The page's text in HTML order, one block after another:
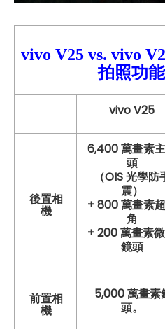
vivo V25vs. vivo
拍照功
vivo V25
後置相
機
6,400 萬畫素
頭
（OIS 光學防
震）
+ 800 萬畫素
角
+ 200 萬畫素
鏡頭
前置相
機
5,000 萬畫素
頭。